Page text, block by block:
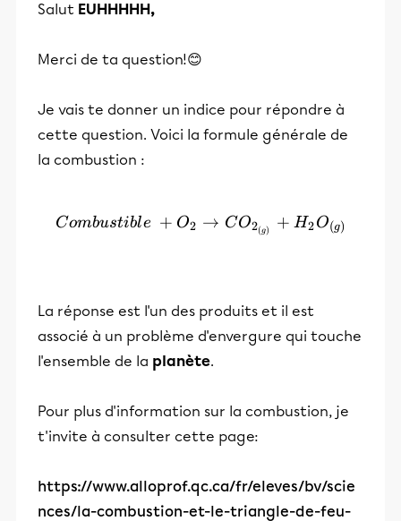
Salut EUHHHHH,
Merci de ta question!😊
Je vais te donner un indice pour répondre à
cette question. Voici la formule générale de
la combustion :
Combustible + O_{2}
Combustible + O2 → CO2(g) + H2O(g)
La réponse est l'un des produits et il est
associé à un problème d'envergure qui touche
l'ensemble de la planète.
Pour plus d'information sur la combustion, je
t'invite à consulter cette page:
https://www.alloprof.qc.ca/fr/eleves/bv/scie
nces/la-combustion-et-le-triangle-de-feu-